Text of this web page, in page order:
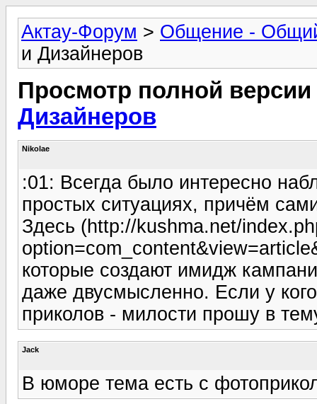
Актау-Форум > Общение -
и Дизайнеров
Просмотр полной
Дизайнеров
Nikolae
:01: Всегда было интересно
простых ситуациях, причём
Здесь (http://kushma.net/
которые создают имидж
даже двусмысленно. Если у
приколов - милости прошу в
Jack
В юморе тема есть с